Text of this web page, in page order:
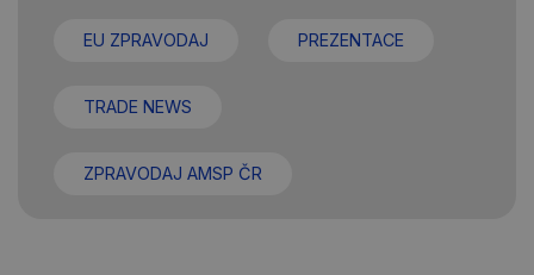
EU ZPRAVODAJ PREZENTACE
TRADE NEWS
ZPRAVODAJ AMSP ČR